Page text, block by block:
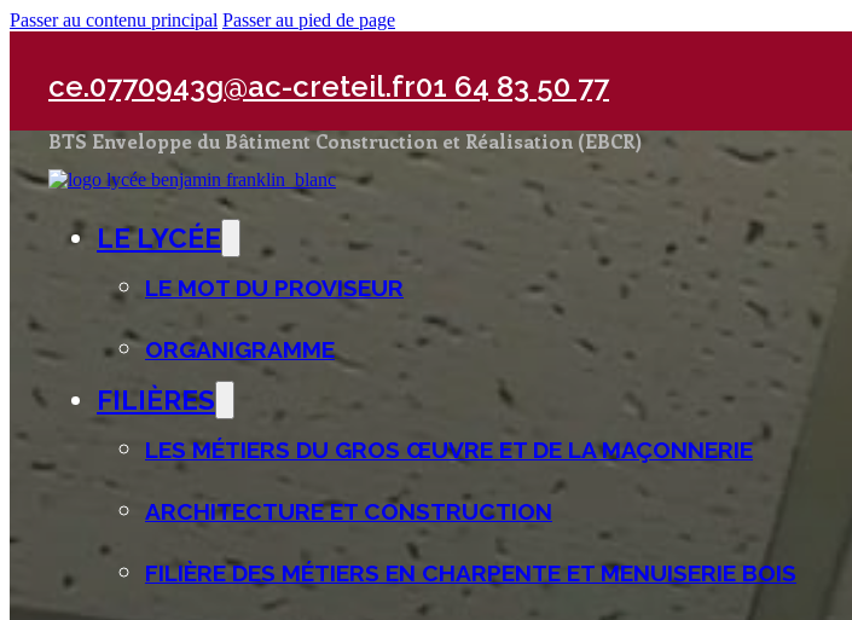
Passer au contenu principal Passer au pied de page
ce.0770943g@ac-creteil.fr01 64 83 50 77
LE LYCÉE
LE MOT DU PROVISEUR
ORGANIGRAMME
FILIÈRES
LES MÉTIERS DU GROS ŒUVRE ET DE LA MAÇONNERIE
ARCHITECTURE ET CONSTRUCTION
FILIÈRE DES MÉTIERS EN CHARPENTE ET MENUISERIE BOIS
BTS Enveloppe du Bâtiment Construction et Réalisation (EBCR)